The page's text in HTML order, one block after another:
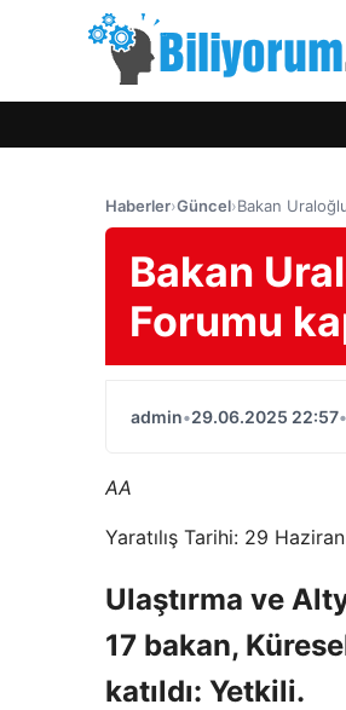
Haberler›Güncel›Bakan
Bakan
Forumu
admin•29.06.2025 22:57•
AA
Yaratılış Tarihi: 29
Ulaştırma ve
17 bakan,
katıldı: Yetkili.